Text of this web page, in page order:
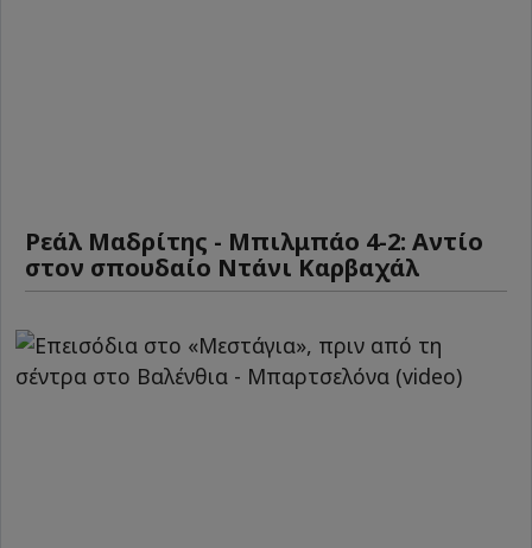
Ρεάλ Μαδρίτης - Μπιλμπάο 4-2: Αντίο
στον σπουδαίο Ντάνι Καρβαχάλ